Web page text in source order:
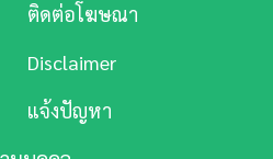
ติดต่อโฆษณา
Disclaimer
แจ้งปัญหา